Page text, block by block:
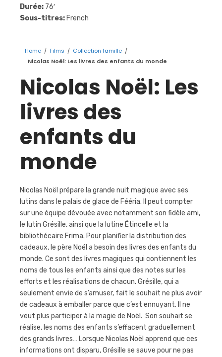
Durée: 76′
Sous-titres: French
Home / Films / Collection famille /
Nicolas Noël: Les livres des enfants du monde
Nicolas Noël: Les
livres des
enfants du
monde
Nicolas Noël prépare la grande nuit magique avec ses
lutins dans le palais de glace de Fééria. Il peut compter
sur une équipe dévouée avec notamment son fidèle ami,
le lutin Grésille, ainsi que la lutine Étincelle et la
bibliothécaire Frima. Pour planifier la distribution des
cadeaux, le père Noël a besoin des livres des enfants du
monde. Ce sont des livres magiques qui contiennent les
noms de tous les enfants ainsi que des notes sur les
efforts et les réalisations de chacun. Grésille, qui a
seulement envie de s’amuser, fait le souhait ne plus avoir
de cadeaux à emballer parce que c’est ennuyant. Il ne
veut plus participer à la magie de Noël. Son souhait se
réalise, les noms des enfants s’effacent graduellement
des grands livres… Lorsque Nicolas Noël apprend que ces
informations ont disparu, Grésille se sauve pour ne pas